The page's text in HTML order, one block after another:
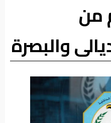
من
والبصرة